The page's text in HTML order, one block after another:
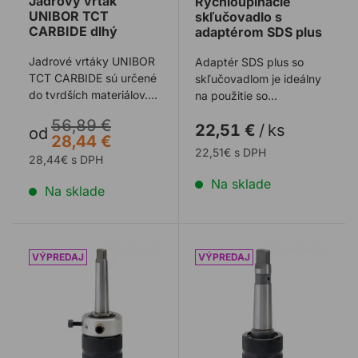
UNIBOR TCT
CARBIDE dlhý
Jadrové vrtáky UNIBOR
TCT CARBIDE sú určené
do tvrdších materiálov.
vyšším teplo ...
od 56,89 €
28,44 €
28,44€ s DPH
Na sklade
skľučovadlo s
adaptérom SDS plus
Adaptér SDS plus so
skľučovadlom je ideálny
na použitie so
valcovitých stopká ...
22,51 € / ks
22,51€ s DPH
Na sklade
Skľučovadlo UNIBOR Morse kužeľ MT2 na Weldon19,
Skľučovadlo UNIBOR